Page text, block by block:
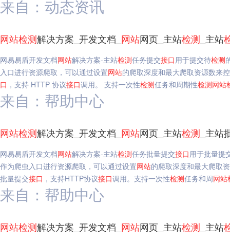
来自：动态资讯
网站检测解决方案_开发文档_ 网站网页_主站检测 _主站
网易易盾开发文档网站解决方案-主站检测任务提交接口用于提交待检测
入口进行资源爬取，可以通过设置网站的爬取深度和最大爬取资源数来
口 ，支持 HTTP 协议接口调用。 支持一次性检测任务和周期性检测网站
来自：帮助中心
网站检测解决方案_开发文档_ 网站网页_主站检测 _主
网易易盾开发文档网站解决方案-主站检测任务批量提交接口用于批量提
作为爬虫入口进行资源爬取，可以通过设置网站的爬取深度和最大爬取
批量提交接口 ，支持HTTP协议接口调用。支持一次性检测任务和周网站
来自：帮助中心
网站检测解决方案_开发文档_ 网站网页_主站检测 _主站